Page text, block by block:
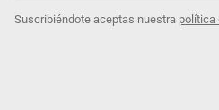
Suscribiéndote aceptas nuestra política